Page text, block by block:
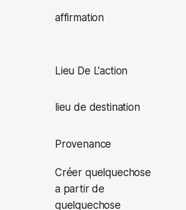
affirmation
Lieu De L'action
lieu de destination
Provenance
Créer quelquechose
a partir de
quelquechose